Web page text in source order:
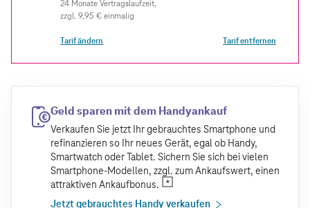
zzgl. 9,95 € einmalig
Tarif ändern Tarif entfernen
Geld sparen mit dem Handyankauf
Verkaufen Sie jetzt Ihr gebrauchtes Smartphone und
refinanzieren so Ihr neues Gerät, egal ob Handy,
Smartwatch oder Tablet. Sichern Sie sich bei vielen
Smartphone-Modellen, zzgl. zum Ankaufswert, einen
attraktiven Ankaufbonus.
Jetzt gebrauchtes Handy verkaufen